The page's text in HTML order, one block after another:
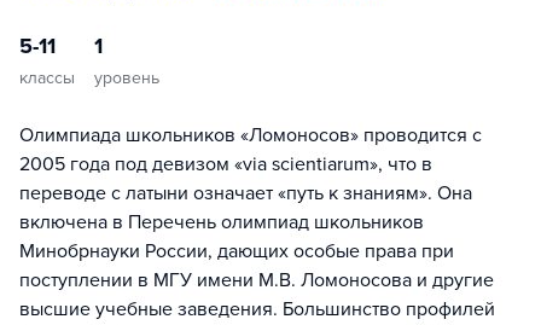
5-11
классы
1
уровень
Олимпиада школьников «Ломоносов» проводится с
2005 года под девизом «via scientiarum», что в
переводе с латыни означает «путь к знаниям». Она
включена в Перечень олимпиад школьников
Минобрнауки России, дающих особые права при
поступлении в МГУ имени М.В. Ломоносова и другие
высшие учебные заведения. Большинство профилей